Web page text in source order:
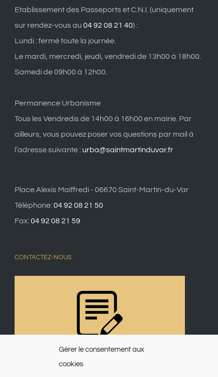
Gérer le consentement aux
cookies
Etablissement des Passeports et C.N.I. (uniquement
sur rendez-vous au 04 92 08 21 40) :
Lundi : fermé toute la journée.
Le mardi, mercredi, jeudi, vendredi de 13h00 à 18h00.
Samedi de 09h00 à 12h00.
Permanence Urbanisme
Tous les Vendredis de 14h00 à 16h00 en mairie. Par
ailleurs, vous pouvez poser vos questions par mail à
l’adresse suivante : urba@saintmartinduvar.fr
Place Alexis Maiffredi - 06670 Saint-Martin-du-Var
Téléphone:04 92 08 21 50
Fax:04 92 08 21 59
CONTACTEZ-NOUS